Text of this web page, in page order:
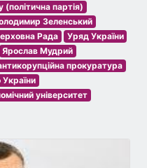
(політична партія)
Зеленський
Рада
Уряд України
Ярослав Мудрий
прокуратура
університет